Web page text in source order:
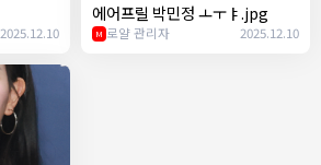
2025.12.10
에어프릴 박민정 ㅗㅜㅑ.jpg
M 로얄 관리자 2025.12.10